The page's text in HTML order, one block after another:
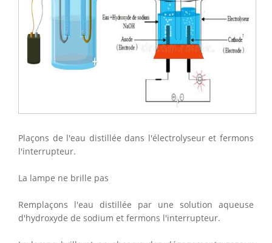
Plaçons de l'eau distillée dans l'électrolyseur et fermons
l'interrupteur.
La lampe ne brille pas
Remplaçons l'eau distillée par une solution aqueuse
d'hydroxyde de sodium et fermons l'interrupteur.